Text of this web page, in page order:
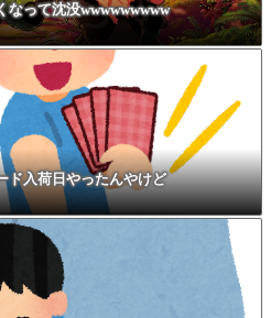
って沈没wwwwwwwww
ド入荷日やったんやけど